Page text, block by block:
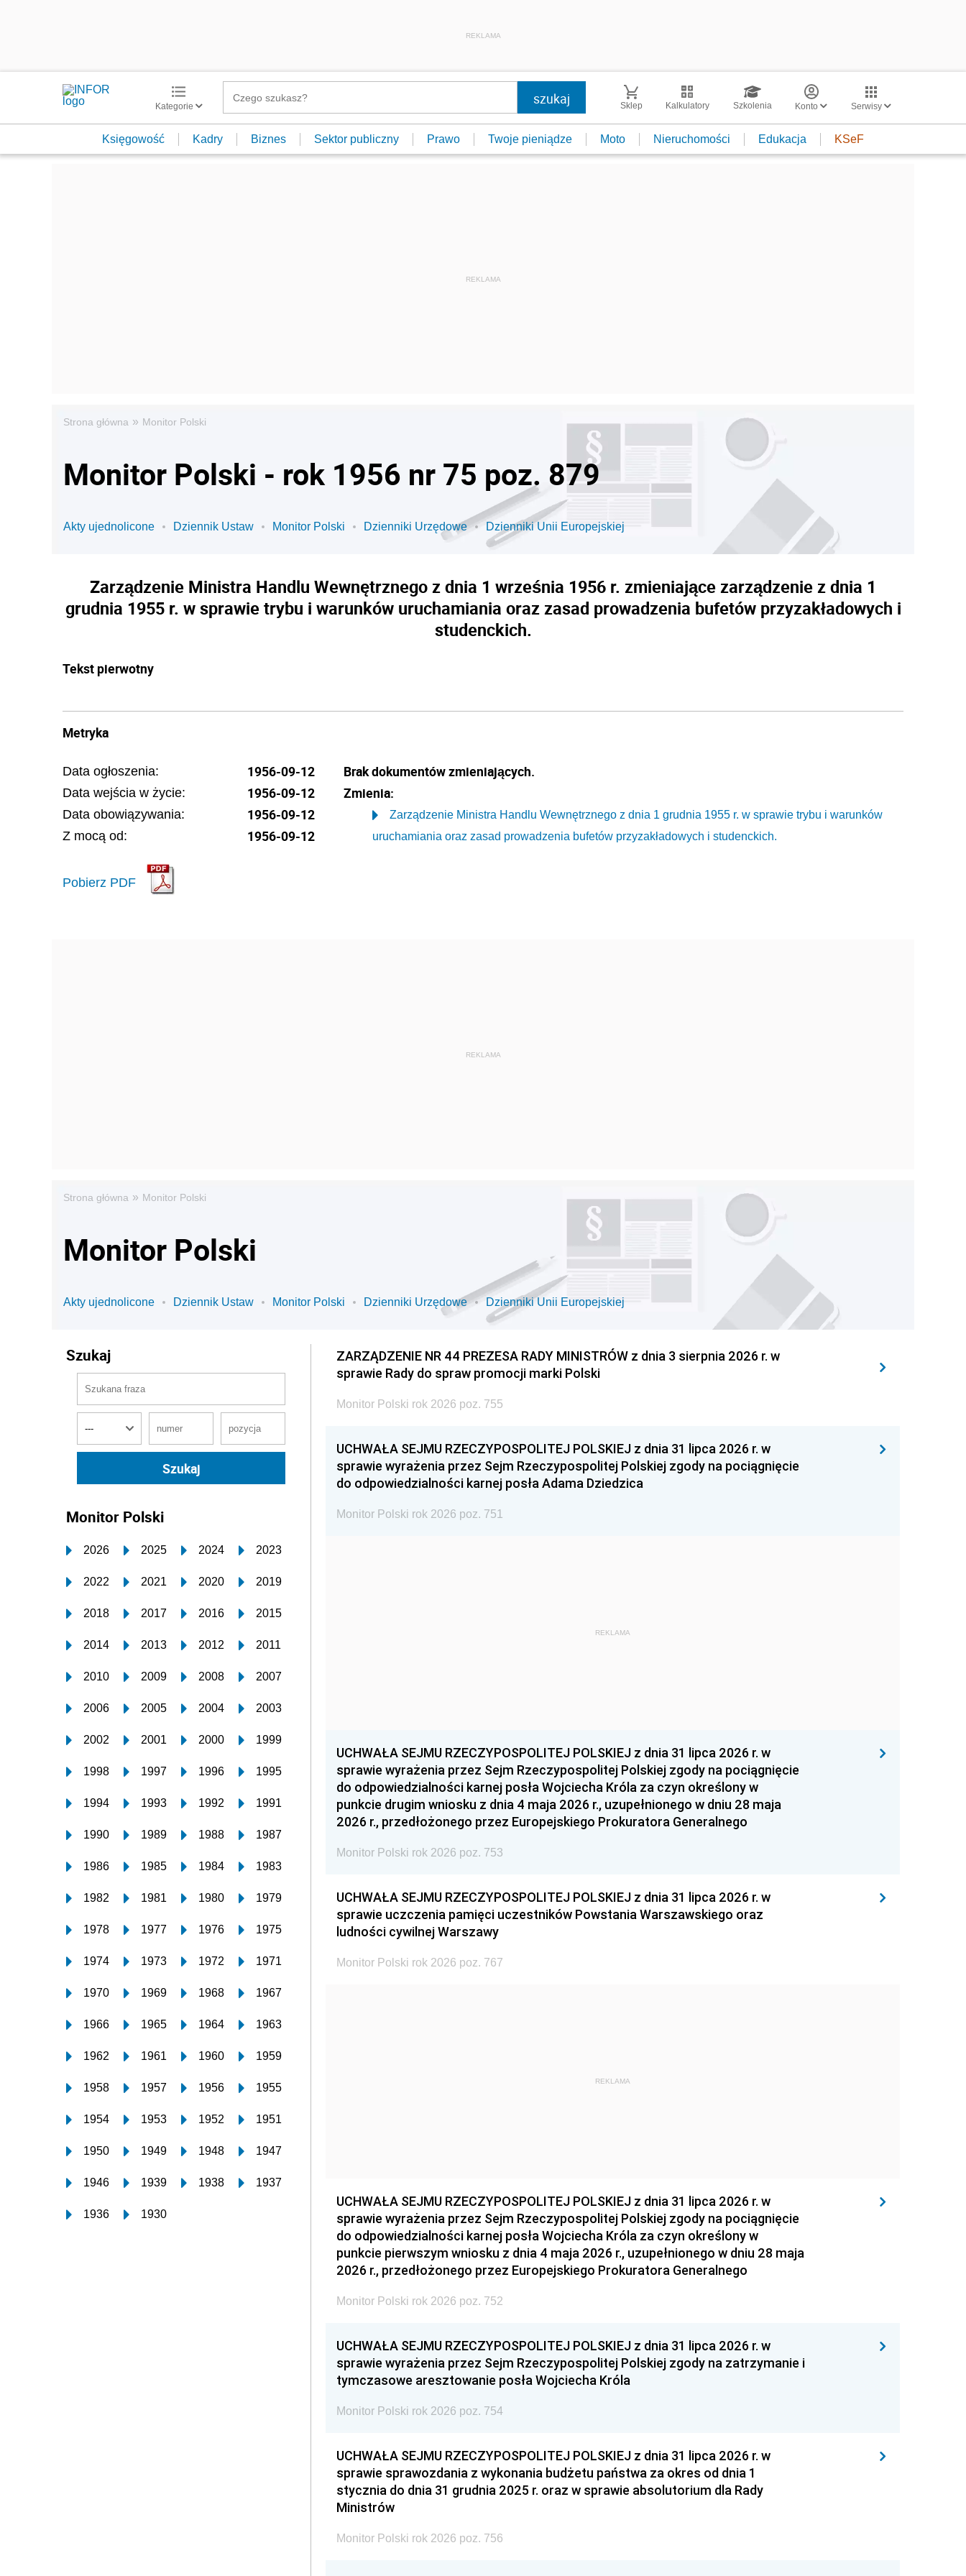
REKLAMA
Kategorie Sklep Kalkulatory Szkolenia Konto Serwisy
Księgowość Kadry Biznes Sektor publiczny Prawo Twoje pieniądze Moto Nieruchomości Edukacja KSeF
Strona główna » Monitor Polski
Monitor Polski - rok 1956 nr 75 poz. 879
Akty ujednolicone Dziennik Ustaw Monitor Polski Dzienniki Urzędowe Dzienniki Unii Europejskiej
Zarządzenie Ministra Handlu Wewnętrznego z dnia 1 września 1956 r. zmieniające zarządzenie z dnia 1
grudnia 1955 r. w sprawie trybu i warunków uruchamiania oraz zasad prowadzenia bufetów przyzakładowych i
studenckich.
Tekst pierwotny
Metryka
Data ogłoszenia: 1956-09-12
Data wejścia w życie: 1956-09-12
Data obowiązywania: 1956-09-12
Z mocą od: 1956-09-12
Pobierz PDF
Brak dokumentów zmieniających.
Zmienia:
Zarządzenie Ministra Handlu Wewnętrznego z dnia 1 grudnia 1955 r. w sprawie trybu i warunków
uruchamiania oraz zasad prowadzenia bufetów przyzakładowych i studenckich.
Strona główna » Monitor Polski
Monitor Polski
Akty ujednolicone Dziennik Ustaw Monitor Polski Dzienniki Urzędowe Dzienniki Unii Europejskiej
Szukaj
Monitor Polski
2026 2025 2024 2023
2022 2021 2020 2019
2018 2017 2016 2015
2014 2013 2012 2011
2010 2009 2008 2007
2006 2005 2004 2003
2002 2001 2000 1999
1998 1997 1996 1995
1994 1993 1992 1991
1990 1989 1988 1987
1986 1985 1984 1983
1982 1981 1980 1979
1978 1977 1976 1975
1974 1973 1972 1971
1970 1969 1968 1967
1966 1965 1964 1963
1962 1961 1960 1959
1958 1957 1956 1955
1954 1953 1952 1951
1950 1949 1948 1947
1946 1939 1938 1937
1936 1930
ZARZĄDZENIE NR 44 PREZESA RADY MINISTRÓW z dnia 3 sierpnia 2026 r. w
sprawie Rady do spraw promocji marki Polski
Monitor Polski rok 2026 poz. 755
UCHWAŁA SEJMU RZECZYPOSPOLITEJ POLSKIEJ z dnia 31 lipca 2026 r. w
sprawie wyrażenia przez Sejm Rzeczypospolitej Polskiej zgody na pociągnięcie
do odpowiedzialności karnej posła Adama Dziedzica
Monitor Polski rok 2026 poz. 751
REKLAMA
UCHWAŁA SEJMU RZECZYPOSPOLITEJ POLSKIEJ z dnia 31 lipca 2026 r. w
sprawie wyrażenia przez Sejm Rzeczypospolitej Polskiej zgody na pociągnięcie
do odpowiedzialności karnej posła Wojciecha Króla za czyn określony w
punkcie drugim wniosku z dnia 4 maja 2026 r., uzupełnionego w dniu 28 maja
2026 r., przedłożonego przez Europejskiego Prokuratora Generalnego
Monitor Polski rok 2026 poz. 753
UCHWAŁA SEJMU RZECZYPOSPOLITEJ POLSKIEJ z dnia 31 lipca 2026 r. w
sprawie uczczenia pamięci uczestników Powstania Warszawskiego oraz
ludności cywilnej Warszawy
Monitor Polski rok 2026 poz. 767
REKLAMA
UCHWAŁA SEJMU RZECZYPOSPOLITEJ POLSKIEJ z dnia 31 lipca 2026 r. w
sprawie wyrażenia przez Sejm Rzeczypospolitej Polskiej zgody na pociągnięcie
do odpowiedzialności karnej posła Wojciecha Króla za czyn określony w
punkcie pierwszym wniosku z dnia 4 maja 2026 r., uzupełnionego w dniu 28 maja
2026 r., przedłożonego przez Europejskiego Prokuratora Generalnego
Monitor Polski rok 2026 poz. 752
UCHWAŁA SEJMU RZECZYPOSPOLITEJ POLSKIEJ z dnia 31 lipca 2026 r. w
sprawie wyrażenia przez Sejm Rzeczypospolitej Polskiej zgody na zatrzymanie i
tymczasowe aresztowanie posła Wojciecha Króla
Monitor Polski rok 2026 poz. 754
UCHWAŁA SEJMU RZECZYPOSPOLITEJ POLSKIEJ z dnia 31 lipca 2026 r. w
sprawie sprawozdania z wykonania budżetu państwa za okres od dnia 1
stycznia do dnia 31 grudnia 2025 r. oraz w sprawie absolutorium dla Rady
Ministrów
Monitor Polski rok 2026 poz. 756